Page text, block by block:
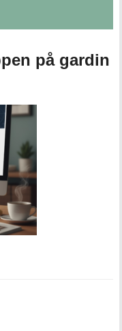
på gardin